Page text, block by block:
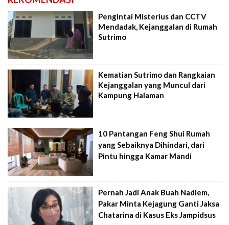
Pengintai Misterius dan CCTV
Mendadak, Kejanggalan di Rumah
Sutrimo
Kematian Sutrimo dan Rangkaian
Kejanggalan yang Muncul dari
Kampung Halaman
10 Pantangan Feng Shui Rumah
yang Sebaiknya Dihindari, dari
Pintu hingga Kamar Mandi
Pernah Jadi Anak Buah Nadiem,
Pakar Minta Kejagung Ganti Jaksa
Chatarina di Kasus Eks Jampidsus